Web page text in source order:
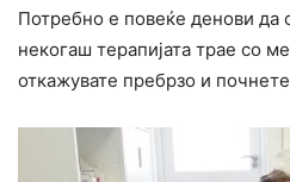
Потребно е повеќе денови да
некогаш терапијата трае со
откажувате пребрзо и